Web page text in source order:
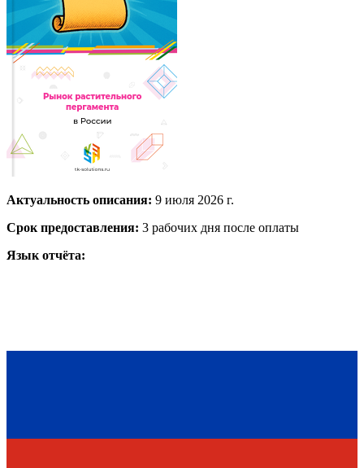
Актуальность описания: 9 июля 2026 г.
Срок предоставления: 3 рабочих дня после оплаты
Язык отчёта: